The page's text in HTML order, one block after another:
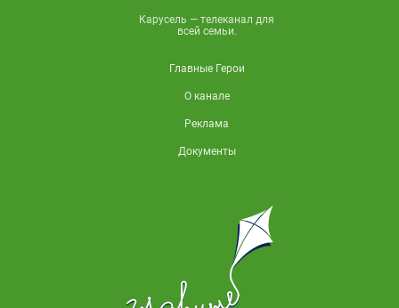
Карусель — телеканал для
всей семьи.
Главные Герои
О канале
Реклама
Документы